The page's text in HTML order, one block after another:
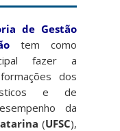
de Gestão
tem como
fazer a
dos
e de
da
(UFSC),